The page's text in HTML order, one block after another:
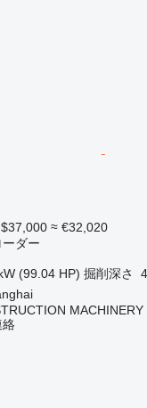
$37,000 ≈ €32,020
ダー
(99.04 HP) 掘削深さ
絡